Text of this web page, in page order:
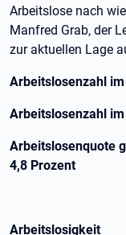
Arbeitslose nach
Manfred Grab, der
zur aktuellen Lage
Arbeitslosenzahl
Arbeitslosenzahl
Arbeitslosenquote
4,8 Prozent
Arbeitslosigkeit